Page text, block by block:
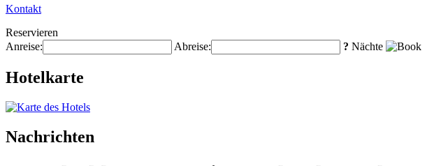
Kontakt
Reservieren
Anreise:
Abreise: ? Nächte
Hotelkarte
Nachrichten